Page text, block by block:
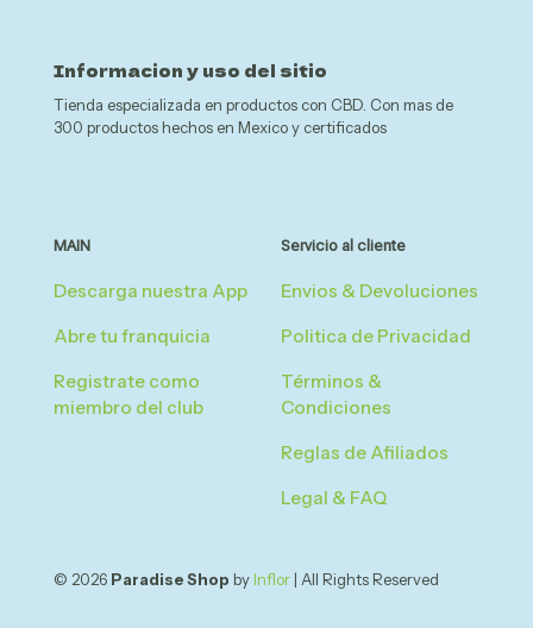
Informacion y uso del sitio
Tienda especializada en productos con CBD. Con mas de
300 productos hechos en Mexico y certificados
MAIN
Descarga nuestra App
Abre tu franquicia
Registrate como
miembro del club
Servicio al cliente
Envios & Devoluciones
Politica de Privacidad
Términos &
Condiciones
Reglas de Afiliados
Legal & FAQ
© 2026 Paradise Shop by Inflor | All Rights Reserved